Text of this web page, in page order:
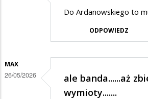
Do Ardanowskiego to
ODPOWIEDZ
MAX
26/05/2026
ale banda......aż
wymioty.......